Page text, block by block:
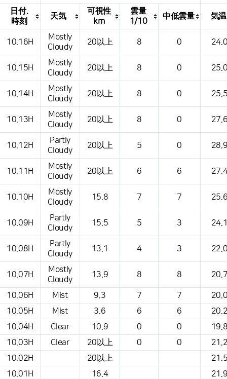
これは、場所、天気、気温、降水量、風、
気圧などを示す気象条件テーブルです。
日付.
時刻
天気
可視性
km
雲量
1/10
中低雲量 気温
10.16H
Mostly
Cloudy
20以上 8 0
10.15H
Mostly
Cloudy
20以上 8 0
10.14H
Mostly
Cloudy
20以上 8 0
10.13H
Mostly
Cloudy
20以上 8 0
10.12H
Partly
Cloudy
20以上 5 0
10.11H
Mostly
Cloudy
20以上 6 6
10.10H
Mostly
Cloudy
15.8 7 7
10.09H
Partly
Cloudy
15.5 5 3
10.08H
Partly
Cloudy
13.1 4 3
10.07H
Mostly
Cloudy
13.9 8 8
10.06H Mist 9.3 7 7
10.05H
Mist 3.6 6 6
10.04H
Clear 10.9 0 0
10.03H
Clear 20以上 0 0
10.02H
20以上
10.01H
16.4